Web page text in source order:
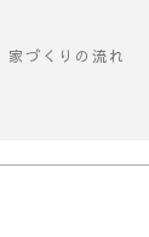
​家づくりの流れ